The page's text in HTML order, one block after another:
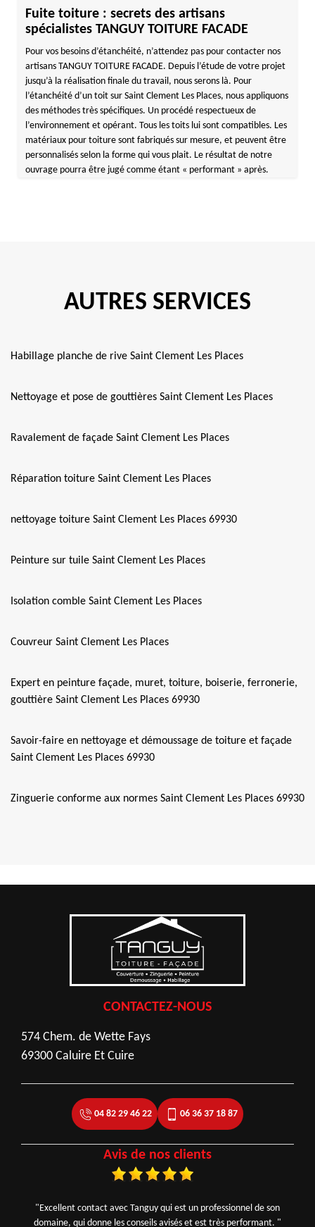
Fuite toiture : secrets des artisans
spécialistes TANGUY TOITURE FACADE
Pour vos besoins d’étanchéité, n’attendez pas pour contacter nos
artisans TANGUY TOITURE FACADE. Depuis l’étude de votre projet
jusqu’à la réalisation finale du travail, nous serons là. Pour
l’étanchéité d’un toit sur Saint Clement Les Places, nous appliquons
des méthodes très spécifiques. Un procédé respectueux de
l’environnement et opérant. Tous les toits lui sont compatibles. Les
matériaux pour toiture sont fabriqués sur mesure, et peuvent être
personnalisés selon la forme qui vous plait. Le résultat de notre
ouvrage pourra être jugé comme étant « performant » après.
AUTRES SERVICES
Habillage planche de rive Saint Clement Les Places
Nettoyage et pose de gouttières Saint Clement Les Places
Ravalement de façade Saint Clement Les Places
Réparation toiture Saint Clement Les Places
nettoyage toiture Saint Clement Les Places 69930
Peinture sur tuile Saint Clement Les Places
Isolation comble Saint Clement Les Places
Couvreur Saint Clement Les Places
Expert en peinture façade, muret, toiture, boiserie, ferronerie,
gouttière Saint Clement Les Places 69930
Savoir-faire en nettoyage et démoussage de toiture et façade
Saint Clement Les Places 69930
Zinguerie conforme aux normes Saint Clement Les Places 69930
CONTACTEZ-NOUS
574 Chem. de Wette Fays
69300 Caluire Et Cuire
04 82 29 46 22 06 36 37 18 87
Avis de nos clients
"Excellent contact avec Tanguy qui est un professionnel de son
domaine, qui donne les conseils avisés et est très performant. "